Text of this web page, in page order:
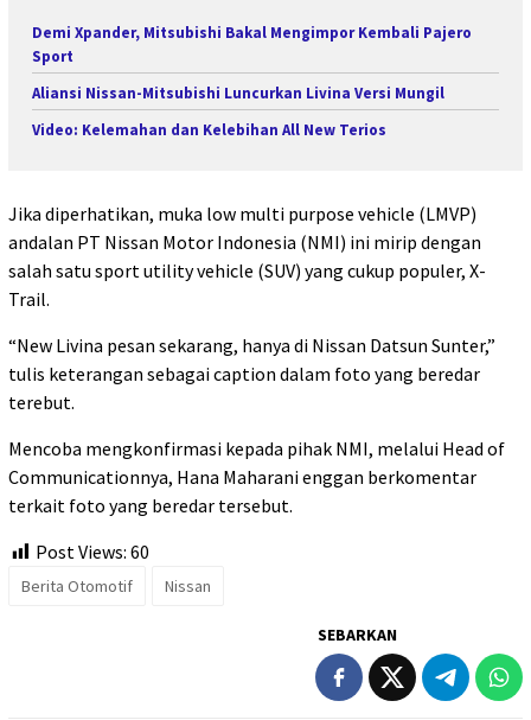
Demi Xpander, Mitsubishi Bakal Mengimpor Kembali Pajero
Sport
Aliansi Nissan-Mitsubishi Luncurkan Livina Versi Mungil
Video: Kelemahan dan Kelebihan All New Terios
Jika diperhatikan, muka low multi purpose vehicle (LMVP)
andalan PT Nissan Motor Indonesia (NMI) ini mirip dengan
salah satu sport utility vehicle (SUV) yang cukup populer, X-
Trail.
“New Livina pesan sekarang, hanya di Nissan Datsun Sunter,”
tulis keterangan sebagai caption dalam foto yang beredar
terebut.
Mencoba mengkonfirmasi kepada pihak NMI, melalui Head of
Communicationnya, Hana Maharani enggan berkomentar
terkait foto yang beredar tersebut.
Post Views: 60
Berita Otomotif Nissan
SEBARKAN